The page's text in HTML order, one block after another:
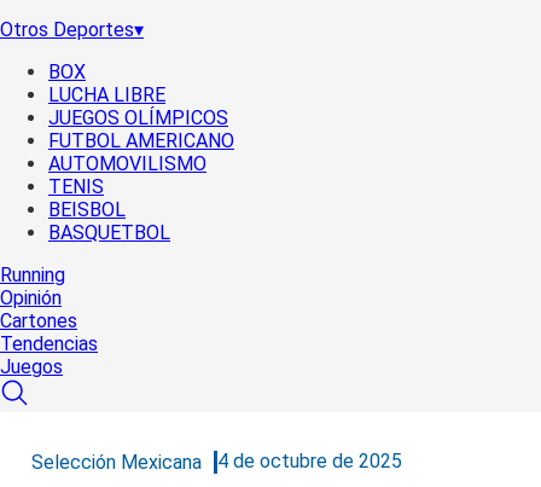
Otros Deportes▾
BOX
LUCHA LIBRE
JUEGOS OLÍMPICOS
FUTBOL AMERICANO
AUTOMOVILISMO
TENIS
BEISBOL
BASQUETBOL
Running
Opinión
Cartones
Tendencias
Juegos
Selección Mexicana 4 de octubre de 2025